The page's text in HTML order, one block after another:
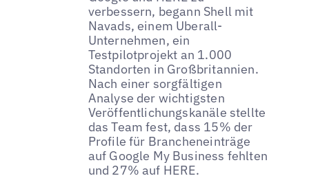
verbessern, begann Shell mit
Navads, einem Uberall-
Unternehmen, ein
Testpilotprojekt an 1.000
Standorten in Großbritannien.
Nach einer sorgfältigen
Analyse der wichtigsten
Veröffentlichungskanäle stellte
das Team fest, dass 15% der
Profile für Brancheneinträge
auf Google My Business fehlten
und 27% auf HERE.